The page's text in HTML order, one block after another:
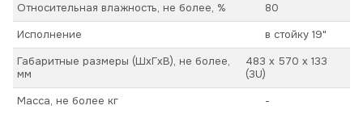
Относительная влажность, не более, %
80
Исполнение
в стойку 19"
Габаритные размеры (ШхГхВ), не более,
мм
483 x 570 x 133
(3U)
Масса, не более кг
-